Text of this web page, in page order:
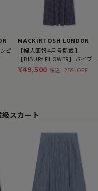
ピ
MACKINTOSH LONDON
【婦人画報4月号掲載】
【BIBURY FLOWER】バイブリ
ーフラワースムースワンピー
ス
¥49,500 税込 25%OFF
スカート